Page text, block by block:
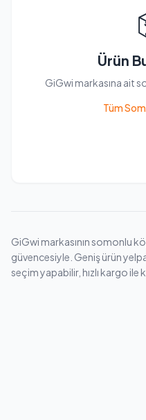
Ürün
GiGwi markasına ait
Tüm
GiGwi markasının somonlu
güvencesiyle. Geniş ürün
seçim yapabilir, hızlı kargo ile